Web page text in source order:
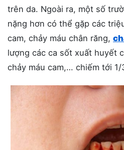
trên da. Ngoài ra, một số
nặng hơn có thể gặp các
cam, chảy máu chân răng,
lượng các ca sốt xuất huyết
chảy máu cam,… chiếm tới